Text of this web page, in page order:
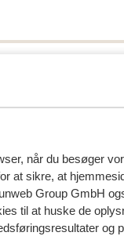
når du besøger
at sikre, at
Group GmbH
til at huske de
og